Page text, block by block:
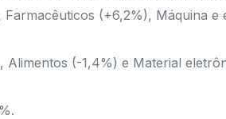
(+6,2%), Máquina e
(-1,4%) e Material